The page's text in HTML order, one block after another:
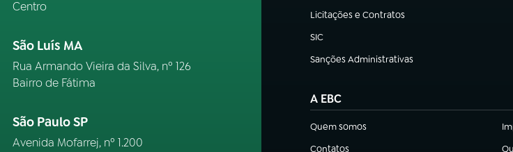
Centro
São Luís MA
Rua Armando Vieira da Silva, nº 126
Bairro de Fátima
São Paulo SP
Avenida Mofarrej, nº 1.200
Licitações e Contratos
(abre em nova aba)
SIC
(abre em nova aba)
Sanções Administrativas
(abre em nova aba)
A EBC
Quem somos
(abre em nova aba)
Contatos